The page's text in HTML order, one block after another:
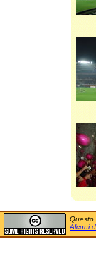
Questo
Alcuni